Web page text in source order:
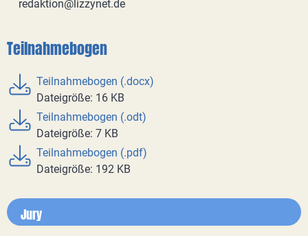
redaktion@lizzynet.de
Teilnahmebogen
Teilnahmebogen (.docx)
Dateigröße: 16 KB
Teilnahmebogen (.odt)
Dateigröße: 7 KB
Teilnahmebogen (.pdf)
Dateigröße: 192 KB
Jury